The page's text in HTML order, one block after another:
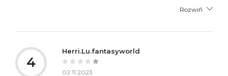
Rozwiń
4
Herri.Lu.fantasyworld
02.11.2023